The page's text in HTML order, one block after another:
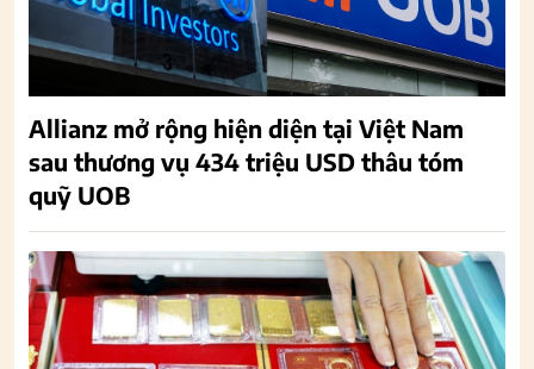
Allianz mở rộng hiện diện tại Việt Nam
sau thương vụ 434 triệu USD thâu tóm
quỹ UOB